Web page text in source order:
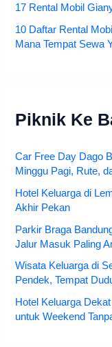
17 Rental Mobil
10 Daftar Rental
Mana Tempat Sewa
Piknik Ke
Car Free Day Dago
Minggu Pagi, Rute,
Hotel Keluarga di
Akhir Pekan
Parkir Braga
Jalur Masuk Paling
Wisata Keluarga di
Pendek, Tempat
Hotel Keluarga
untuk Weekend